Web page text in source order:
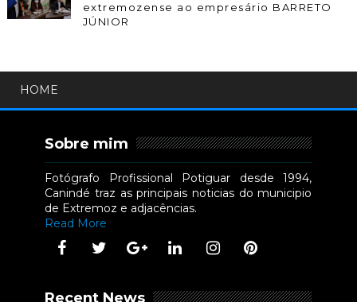
extremozense ao empresário BARRETO
JÚNIOR
HOME
Sobre mim
Fotógrafo Profissional Potiguar desde 1994,
Canindé traz as principais noticias do municipio
de Extremoz e adjacências.
Read More
Recent News